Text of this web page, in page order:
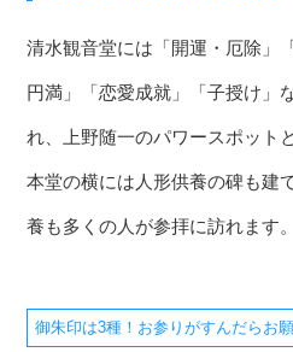
清水観音堂には「開運・厄除」
円満」「恋愛成就」「子授け」
れ、上野随一のパワースポット
本堂の横には人形供養の碑も建
養も多くの人が参拝に訪れます。
御朱印は3種！お参りがすんだらお